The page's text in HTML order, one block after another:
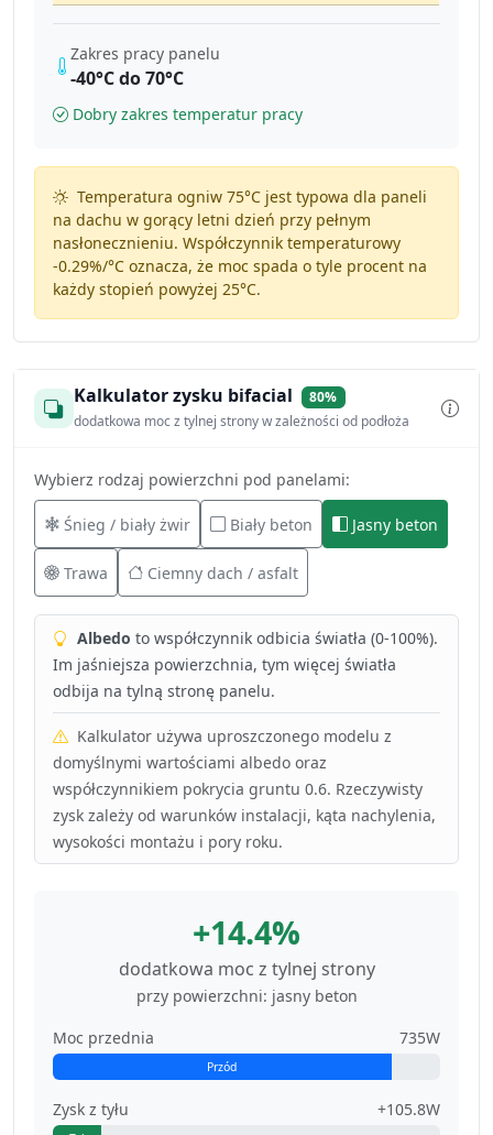
Zakres pracy panelu
-40°C do 70°C
Dobry zakres temperatur pracy
Temperatura ogniw 75°C jest typowa dla paneli
na dachu w gorący letni dzień przy pełnym
nasłonecznieniu. Współczynnik temperaturowy
-0.29%/°Coznacza, że moc spada o tyle procent na
każdy stopień powyżej 25°C.
Kalkulator zysku bifacial
80%
dodatkowa moc z tylnej strony w zależności od podłoża
Wybierz rodzaj powierzchni pod panelami:
Śnieg / biały żwir Biały beton Jasny beton
Trawa Ciemny dach / asfalt
Albedo to współczynnik odbicia światła (0-100%).
Im jaśniejsza powierzchnia, tym więcej światła
odbija na tylną stronę panelu.
Kalkulator używa uproszczonego modelu z
domyślnymi wartościami albedo oraz
współczynnikiem pokrycia gruntu 0.6. Rzeczywisty
zysk zależy od warunków instalacji, kąta nachylenia,
wysokości montażu i pory roku.
+14.4%
dodatkowa moc z tylnej strony
przy powierzchni: jasny beton
Moc przednia
735W
Przód
Zysk z tyłu +105.8W